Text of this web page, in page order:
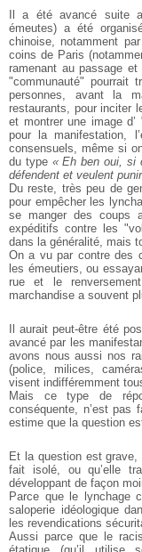
Il a été avancé suite
émeutes) a été
chinoise, notamment
coins de Paris
ramenant au passage
"communauté" pourrait
personnes, avant la
restaurants, pour inciter
et montrer une image
pour la manifestation,
consensuels, même si
du type « Eh ben oui, si
défendent et veulent
Du reste, très peu de
pour empêcher les
se manger des coups
expéditifs contre les
dans la généralité, mais
On a vu par contre des
les émeutiers, ou
rue et le
marchandise a souvent
Il aurait peut-être été
avancé par les
avons nous aussi nos
(police, milices,
visent indifféremment
Mais ce type de
conséquente, n’est pas
estime que la question
Et la question est
fait isolé, ou qu’elle
développant de façon
Parce que le lynchage
saloperie idéologique
les revendications
Aussi parce que le